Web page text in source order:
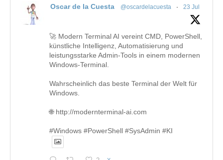
Oscar de la Cuesta @oscardelacuesta · 23 Jul
🚀 Modern Terminal AI vereint CMD, PowerShell,
künstliche Intelligenz, Automatisierung und
leistungsstarke Admin-Tools in einem modernen
Windows-Terminal.
Wahrscheinlich das beste Terminal der Welt für
Windows.
🌐 http://modernterminal-ai.com
#Windows #PowerShell #SysAdmin #KI